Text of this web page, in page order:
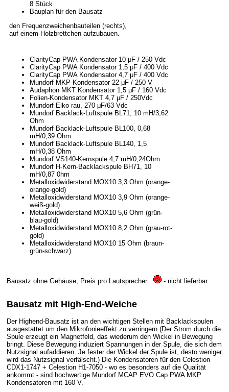
8 Stück
Bauplan für den Bausatz
den Frequenzweichenbauteilen (rechts),
auf einem Holzbrettchen aufzubauen.
ClarityCap PWA Kondensator 10 μF / 250 Vdc
ClarityCap PWA Kondensator 1,5 μF / 400 Vdc
ClarityCap PWA Kondensator 4,7 μF / 400 Vdc
Mundorf MKP Kondensator 22 μF / 250 V
Audaphon MKT Kondensator 1,5 μF / 160 Vdc
Folien-Kondensator MKT 4,7 μF / 250Vdc
Mundorf Elko rau, 270 μF/63 Vdc
Mundorf Backlack-Luftspule BL71, 10 mH/3,62
Ohm
Mundorf Backlack-Luftspule BL100, 0,68
mH/0,39 Ohm
Mundorf Backlack-Luftspule BL140, 1,5
mH/0,38 Ohm
Mundorf VS140-Kernspule 4,7 mH/0,24Ohm
Mundorf H-Kern-Backlackspule BH71, 10
mH/0,87 0hm
Metalloxidwiderstand MOX10 3,3 Ohm (orange-
orange-gold)
Metalloxidwiderstand MOX10 3,9 Ohm (orange-
weiß-gold)
Metalloxidwiderstand MOX10 5,6 Ohm (grün-
blau-gold)
Metalloxidwiderstand MOX10 8,2 Ohm (grau-rot-
gold)
Metalloxidwiderstand MOX10 15 Ohm (braun-
grün-schwarz)
Bausatz ohne Gehäuse, Preis pro Lautsprecher - nicht lieferbar
Bausatz mit High-End-Weiche
Der Highend-Bausatz ist an den wichtigen Stellen mit Backlackspulen
ausgestattet um den Mikrofonieeffekt zu verringern (Der Strom durch die
Spule erzeugt ein Magnetfeld, das wiederum den Wickel in Bewegung
bringt. Diese Bewegung induziert Spannungen in der Spule, die sich dem
Nutzsignal aufaddieren. Je fester der Wickel der Spule ist, desto weniger
wird das Nutzsignal verfälscht.) Die Kondensatoren für den Celestion
CDX1-1747 + Celestion H1-7050 - wo es besonders auf die Qualität
ankommt - sind hochwertige Mundorf MCAP EVO Cap PWA MKP
Kondensatoren mit 160 V.